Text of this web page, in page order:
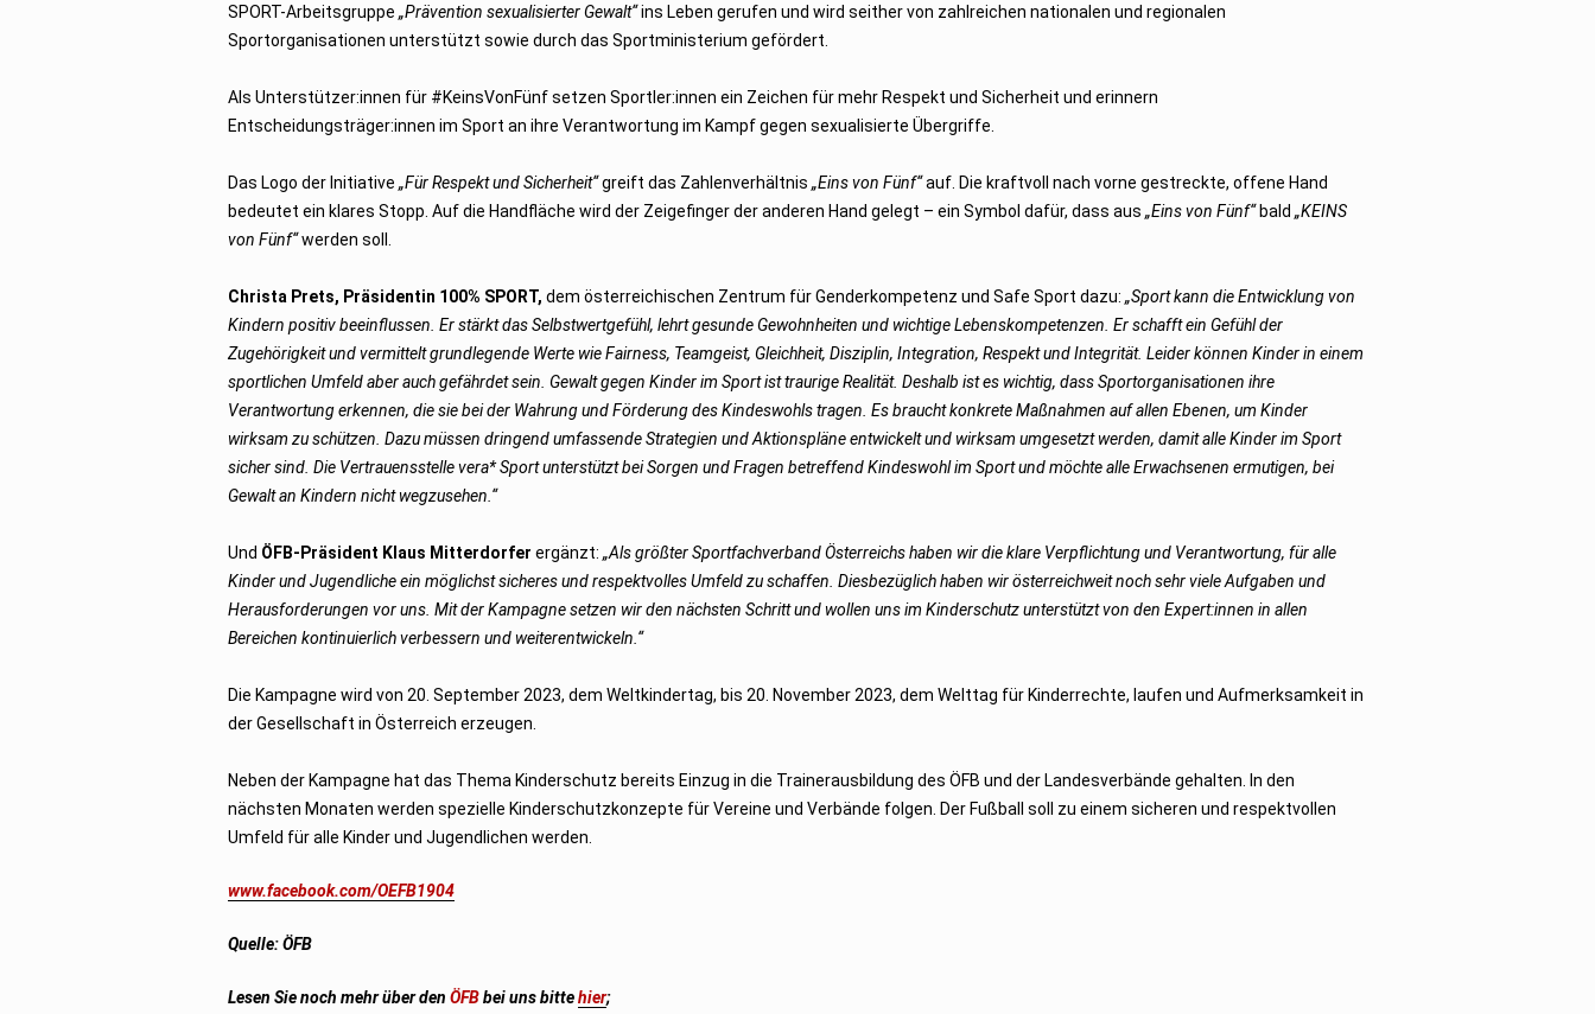
SPORT-Arbeitsgruppe „Prävention sexualisierter Gewalt“ins Leben gerufen und wird seither von zahlreichen nationalen und regionalen
Sportorganisationen unterstützt sowie durch das Sportministerium gefördert.
Als Unterstützer:innen für #KeinsVonFünf setzen Sportler:innen ein Zeichen für mehr Respekt und Sicherheit und erinnern
Entscheidungsträger:innen im Sport an ihre Verantwortung im Kampf gegen sexualisierte Übergriffe.
Das Logo der Initiative „Für Respekt und Sicherheit“greift das Zahlenverhältnis „Eins von Fünf“auf. Die kraftvoll nach vorne gestreckte, offene Hand
bedeutet ein klares Stopp. Auf die Handfläche wird der Zeigefinger der anderen Hand gelegt – ein Symbol dafür, dass aus „Eins von Fünf“bald „KEINS
von Fünf“werden soll.
Christa Prets, Präsidentin 100% SPORT, dem österreichischen Zentrum für Genderkompetenz und Safe Sport dazu: „Sport kann die Entwicklung von
Kindern positiv beeinflussen. Er stärkt das Selbstwertgefühl, lehrt gesunde Gewohnheiten und wichtige Lebenskompetenzen. Er schafft ein Gefühl der
Zugehörigkeit und vermittelt grundlegende Werte wie Fairness, Teamgeist, Gleichheit, Disziplin, Integration, Respekt und Integrität. Leider können Kinder in einem
sportlichen Umfeld aber auch gefährdet sein. Gewalt gegen Kinder im Sport ist traurige Realität. Deshalb ist es wichtig, dass Sportorganisationen ihre
Verantwortung erkennen, die sie bei der Wahrung und Förderung des Kindeswohls tragen. Es braucht konkrete Maßnahmen auf allen Ebenen, um Kinder
wirksam zu schützen. Dazu müssen dringend umfassende Strategien und Aktionspläne entwickelt und wirksam umgesetzt werden, damit alle Kinder im Sport
sicher sind. Die Vertrauensstelle vera* Sport unterstützt bei Sorgen und Fragen betreffend Kindeswohl im Sport und möchte alle Erwachsenen ermutigen, bei
Gewalt an Kindern nicht wegzusehen.“
Und ÖFB-Präsident Klaus Mitterdorfer ergänzt: „Als größter Sportfachverband Österreichs haben wir die klare Verpflichtung und Verantwortung, für alle
Kinder und Jugendliche ein möglichst sicheres und respektvolles Umfeld zu schaffen. Diesbezüglich haben wir österreichweit noch sehr viele Aufgaben und
Herausforderungen vor uns. Mit der Kampagne setzen wir den nächsten Schritt und wollen uns im Kinderschutz unterstützt von den Expert:innen in allen
Bereichen kontinuierlich verbessern und weiterentwickeln.“
Die Kampagne wird von 20. September 2023, dem Weltkindertag, bis 20. November 2023, dem Welttag für Kinderrechte, laufen und Aufmerksamkeit in
der Gesellschaft in Österreich erzeugen.
Neben der Kampagne hat das Thema Kinderschutz bereits Einzug in die Trainerausbildung des ÖFB und der Landesverbände gehalten. In den
nächsten Monaten werden spezielle Kinderschutzkonzepte für Vereine und Verbände folgen. Der Fußball soll zu einem sicheren und respektvollen
Umfeld für alle Kinder und Jugendlichen werden.
www.facebook.com/OEFB1904
Quelle: ÖFB
Lesen Sie noch mehr über den ÖFBbei uns bittehier;